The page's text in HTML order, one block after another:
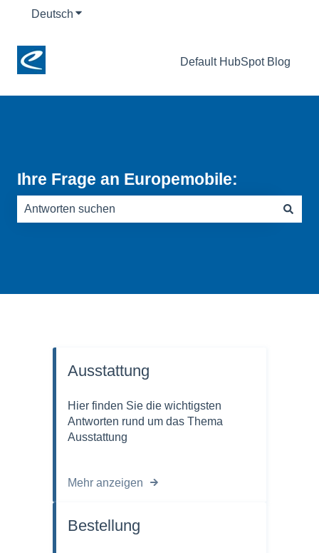
Deutsch Untermenü für Übersetzungen anzeigen
Default HubSpot Blog
Ihre Frage an Europemobile:
Ausstattung
Hier finden Sie die wichtigsten
Antworten rund um das Thema
Ausstattung
Mehr anzeigen
Bestellung